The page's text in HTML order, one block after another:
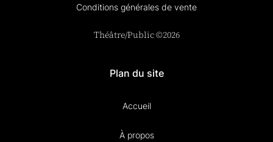
Conditions générales de vente
Théâtre/Public ©2026
Plan du site
Accueil
À propos